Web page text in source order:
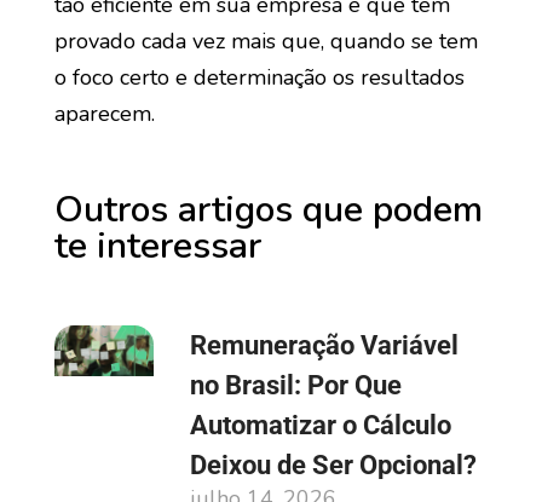
provado cada vez mais que, quando se tem
o foco certo e determinação os resultados
aparecem.
Outros artigos que podem
te interessar
Remuneração Variável
no Brasil: Por Que
Automatizar o Cálculo
Deixou de Ser Opcional?